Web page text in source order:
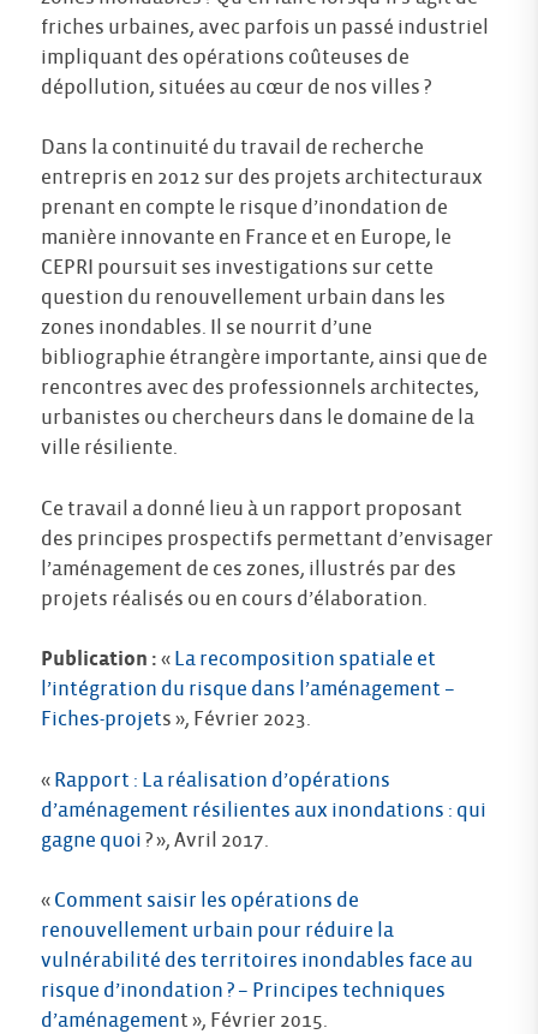
friches urbaines, avec parfois un passé industriel
impliquant des opérations coûteuses de
dépollution, situées au cœur de nos villes ?
Dans la continuité du travail de recherche
entrepris en 2012 sur des projets architecturaux
prenant en compte le risque d’inondation de
manière innovante en France et en Europe, le
CEPRI poursuit ses investigations sur cette
question du renouvellement urbain dans les
zones inondables. Il se nourrit d’une
bibliographie étrangère importante, ainsi que de
rencontres avec des professionnels architectes,
urbanistes ou chercheurs dans le domaine de la
ville résiliente.
Ce travail a donné lieu à un rapport proposant
des principes prospectifs permettant d’envisager
l’aménagement de ces zones, illustrés par des
projets réalisés ou en cours d’élaboration.
Publication : « La recomposition spatiale et
l’intégration du risque dans l’aménagement –
Fiches-projets », Février 2023.
« Rapport : La réalisation d’opérations
d’aménagement résilientes aux inondations : qui
gagne quoi ? », Avril 2017.
« Comment saisir les opérations de
renouvellement urbain pour réduire la
vulnérabilité des territoires inondables face au
risque d’inondation ? – Principes techniques
d’aménagement », Février 2015.